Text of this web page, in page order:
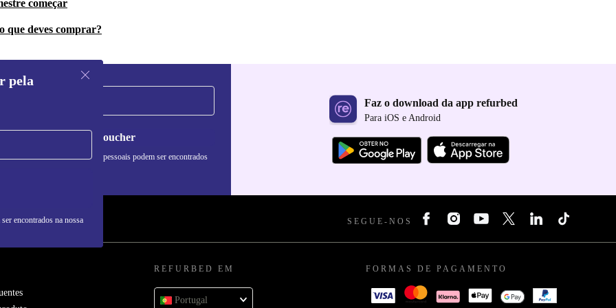
começar
que deves comprar?
pela
encontrados na nossa
Pedir voucher
sobre o uso de dados pessoais podem ser encontrados
Faz o download da app refurbed
Para iOS e Android
SEGUE-NOS
REFURBED EM
Portugal
FORMAS DE PAGAMENTO